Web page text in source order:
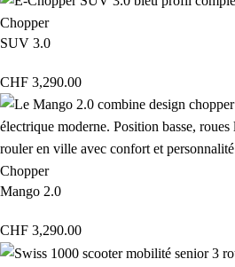
Chopper
SUV 3.0
CHF 3,290.00
Chopper
Mango 2.0
CHF 3,290.00